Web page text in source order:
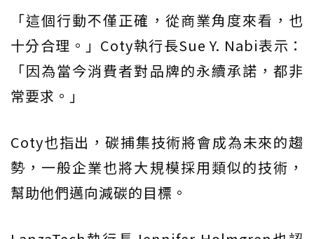
「這個行動不僅正確，從商業角度來看，也
十分合理。」Coty執行長Sue Y. Nabi表示：
「因為當今消費者對品牌的永續承諾，都非
常要求。」
Coty也指出，碳捕集技術將會成為未來的趨
勢，一般企業也將大規模採用類似的技術，
幫助他們邁向減碳的目標。